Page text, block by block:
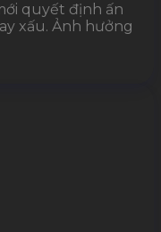
quyết định ấn
xấu. Ảnh hưởng